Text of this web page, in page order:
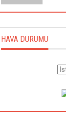
HAVA DURUMU